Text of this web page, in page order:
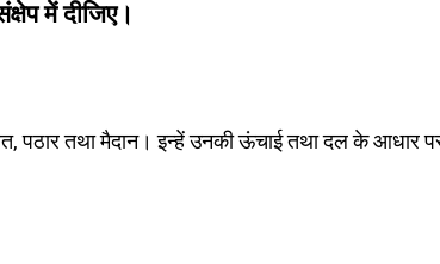
में दीजिए।
पठार तथा मैदान। इन्हें उनकी ऊंचाई तथा दल के आधार पर